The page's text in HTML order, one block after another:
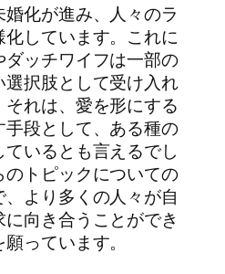
化が進み、人々のラ
しています。これに
ッチワイフは一部の
選択肢として受け入れ
れは、愛を形にする
段として、ある種の
いるとも言えるでし
のトピックについての
より多くの人々が自
向き合うことができ
っています。